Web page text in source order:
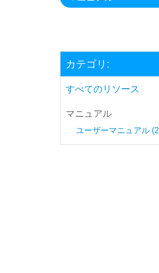
カテゴリ:
すべてのリソース
マニュアル
ユーザーマニュアル